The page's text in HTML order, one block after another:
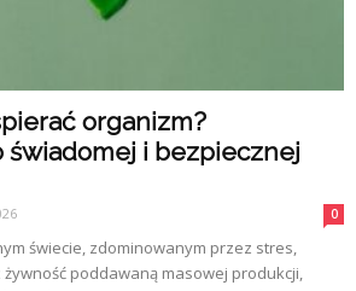
organizm?
świadomej i bezpiecznej
0
świecie, zdominowanym przez stres,
poddawaną masowej produkcji,